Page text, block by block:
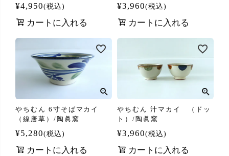
¥4,950 税込
カートに入れる
¥3,960 税込
カートに入れる
やちむん 6寸そばマカイ
（線唐草）/陶眞窯
¥5,280 税込
カートに入れる
やちむん 汁マカイ （ドッ
ト）/陶眞窯
¥3,960 税込
カートに入れる